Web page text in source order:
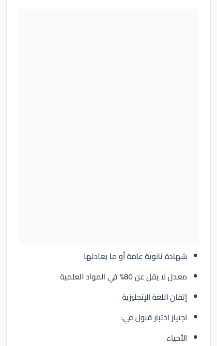
شهادة ثانوية عامة أو ما يعادلها
معدل لا يقل عن 80% في المواد العلمية
إتقان اللغة الإنجليزية
اجتياز اختبار قبول في:
الأحياء